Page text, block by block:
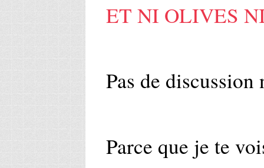
ET NI OLIVES
Pas de discussion
Parce que je te